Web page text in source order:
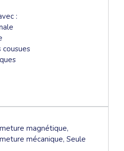
:
magnétique,
mécanique, Seule